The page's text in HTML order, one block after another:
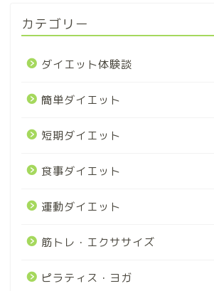
カテゴリー
ダイエット体験談
簡単ダイエット
短期ダイエット
食事ダイエット
運動ダイエット
筋トレ・エクササイズ
ピラティス・ヨガ